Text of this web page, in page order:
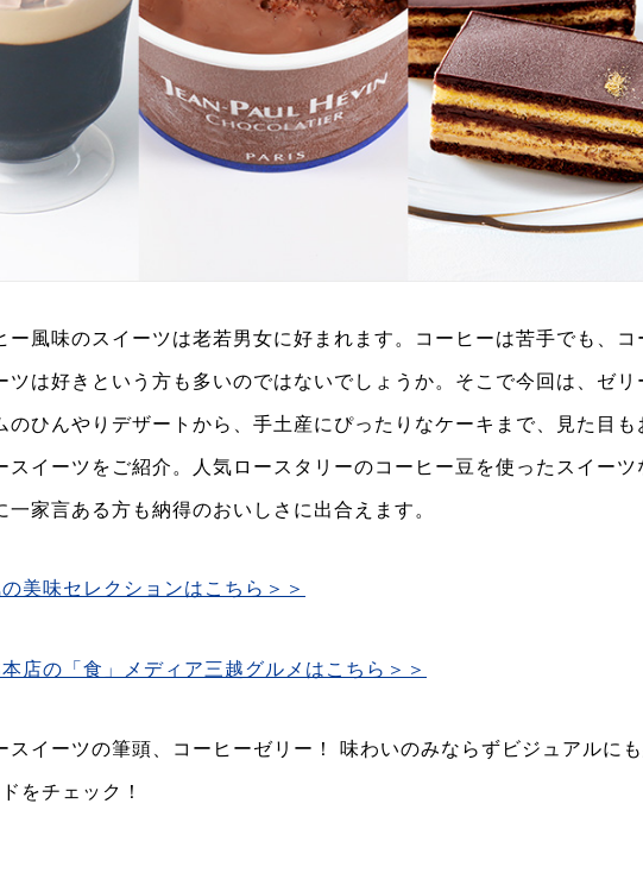
ー風味のスイーツは老若男女に好まれます。コーヒーは苦手でも、コ
ツは好きという方も多いのではないでしょうか。そこで今回は、ゼリ
のひんやりデザートから、手土産にぴったりなケーキまで、見た目も
スイーツをご紹介。人気ロースタリーのコーヒー豆を使ったスイーツ
一家言ある方も納得のおいしさに出合えます。
美味セレクションはこちら＞＞
店の「食」メディア三越グルメはこちら＞＞
スイーツの筆頭、コーヒーゼリー！ 味わいのみならずビジュアルに
をチェック！